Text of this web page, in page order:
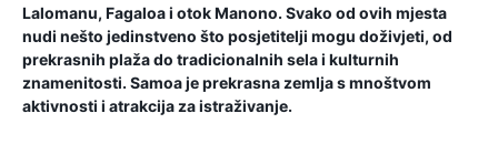
Lalomanu, Fagaloa i otok Manono. Svako od ovih mjesta
nudi nešto jedinstveno što posjetitelji mogu doživjeti, od
prekrasnih plaža do tradicionalnih sela i kulturnih
znamenitosti. Samoa je prekrasna zemlja s mnoštvom
aktivnosti i atrakcija za istraživanje.